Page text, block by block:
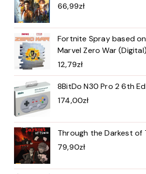
66,99zł
Fortnite Spray based
Marvel Zero War (Digital)
12,79zł
8BitDo N30 Pro 2 6th
174,00zł
Through the Darkest of
79,90zł